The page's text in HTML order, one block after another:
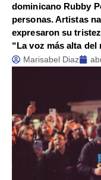
dominicano Rubby
personas. Artistas
expresaron su
“La voz más alta del
Marisabel Diaz